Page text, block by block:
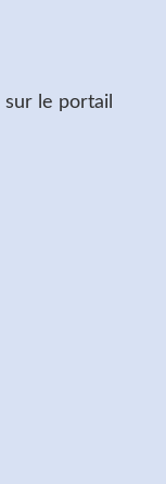
sur le portail